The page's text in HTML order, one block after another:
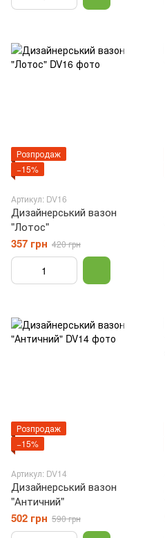
Розпродаж
−15%
Артикул: DV16
Дизайнерський вазон
"Лотос"
357 грн 420 грн
Розпродаж
−15%
Артикул: DV14
Дизайнерський вазон
"Античний"
502 грн 590 грн